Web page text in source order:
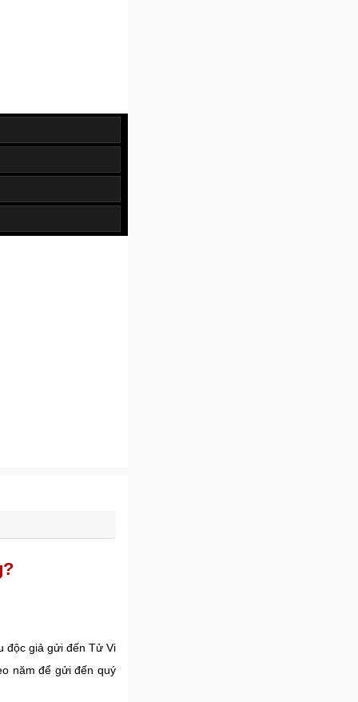
độc giả gửi đến Tử Vi
năm để gửi đến quý